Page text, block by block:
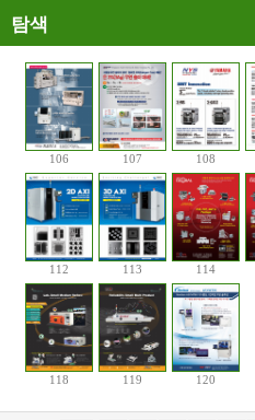
탐색
106 107 108
112 113 114
118 119 120